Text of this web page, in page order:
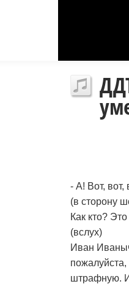
- А! Вот,
(в сторону
Как кто?
(вслух)
Иван
штрафную.